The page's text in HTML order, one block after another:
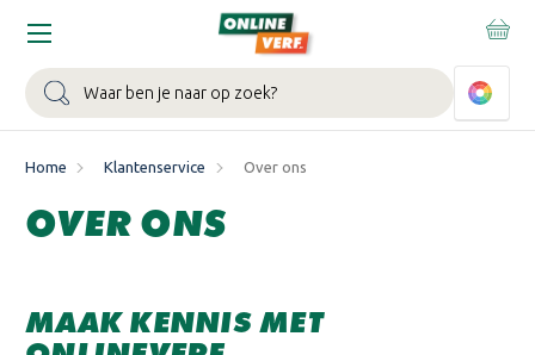
Zoeken
Home Klantenservice Over ons
OVER ONS
MAAK KENNIS MET